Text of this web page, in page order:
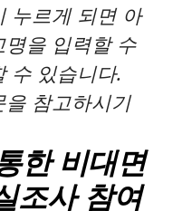
누르게 되면 아
을 입력할 수
수 있습니다.
을 참고하시기
한 비대면
조사 참여